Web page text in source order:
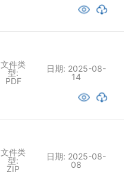
文件类
型:
PDF
日期: 2025-08-
14
文件类
型:
ZIP
日期: 2025-08-
08